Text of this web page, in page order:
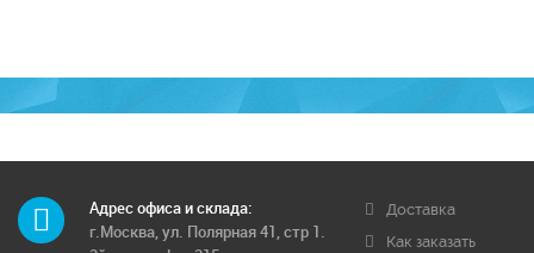
Адрес офиса и склада:
г.Москва, ул. Полярная 41, стр 1.
Доставка
Как заказать